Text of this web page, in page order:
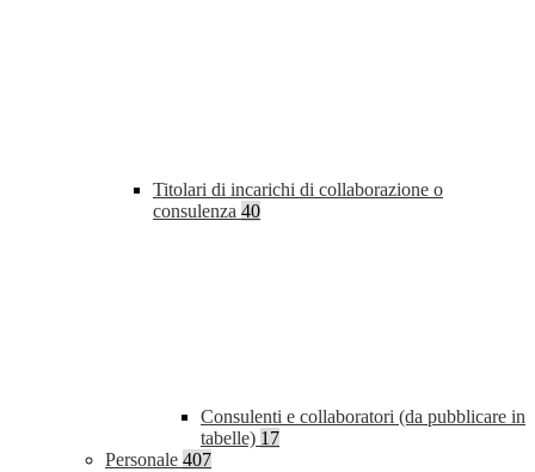
Titolari di incarichi di collaborazione o
consulenza 40
Consulenti e collaboratori (da pubblicare in
tabelle) 17
Personale 407